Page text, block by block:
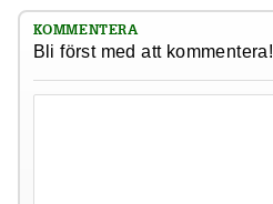
KOMMENTERA
Bli först med att kommentera!